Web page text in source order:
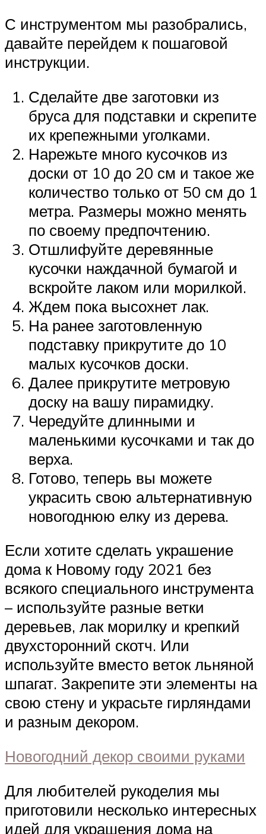
С инструментом мы разобрались,
давайте перейдем к пошаговой
инструкции.
Сделайте две заготовки из
бруса для подставки и скрепите
их крепежными уголками.
Нарежьте много кусочков из
доски от 10 до 20 см и такое же
количество только от 50 см до 1
метра. Размеры можно менять
по своему предпочтению.
Отшлифуйте деревянные
кусочки наждачной бумагой и
вскройте лаком или морилкой.
Ждем пока высохнет лак.
На ранее заготовленную
подставку прикрутите до 10
малых кусочков доски.
Далее прикрутите метровую
доску на вашу пирамидку.
Чередуйте длинными и
маленькими кусочками и так до
верха.
Готово, теперь вы можете
украсить свою альтернативную
новогоднюю елку из дерева.
Если хотите сделать украшение
дома к Новому году 2021 без
всякого специального инструмента
– используйте разные ветки
деревьев, лак морилку и крепкий
двухсторонний скотч. Или
используйте вместо веток льняной
шпагат. Закрепите эти элементы на
свою стену и украсьте гирляндами
и разным декором.
Новогодний декор своими руками
Для любителей рукоделия мы
приготовили несколько интересных
идей для украшения дома на